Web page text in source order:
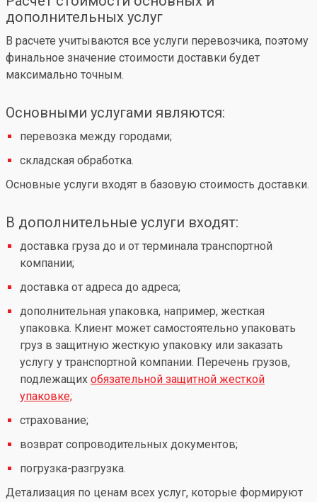
дополнительных услуг
В расчете учитываются все услуги перевозчика, поэтому
финальное значение стоимости доставки будет
максимально точным.
Основными услугами являются:
перевозка между городами;
складская обработка.
Основные услуги входят в базовую стоимость доставки.
В дополнительные услуги входят:
доставка груза до и от терминала транспортной
компании;
доставка от адреса до адреса;
дополнительная упаковка, например, жесткая
упаковка. Клиент может самостоятельно упаковать
груз в защитную жесткую упаковку или заказать
услугу у транспортной компании. Перечень грузов,
подлежащих обязательной защитной жесткой
упаковке;
страхование;
возврат сопроводительных документов;
погрузка-разгрузка.
Детализация по ценам всех услуг, которые формируют